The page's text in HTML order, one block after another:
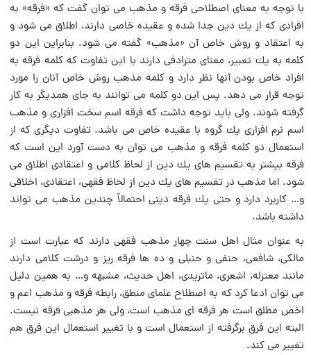
با توجه به معنای اصطلاحی فرقه و مذهب می توان گفت كه «فرقه» به
افرادی كه از یك دین جدا شده و عقیده خاصی دارند، اطلاق می شود و
به اعتقاد و روش خاص آن «مذهب» گفته می شود. بنابراین این دو
كلمه به یك تعبیر، معنای مترادفی دارند با این تفاوت كه كلمه فرقه به
افراد خاص بودن آنها نظر دارد و كلمه مذهب روش خاص آنان را مورد
توجه قرار می دهد. پس این دو كلمه می توانند به جای همدیگر به كار
گرفته شوند. ولی باید توجه داشت كه فرقه اسم سخت افزاری و مذهب
اسم نرم افزاری یك گروه با عقیده خاص می باشد. تفاوت دیگری كه از
استعمال دو كلمه فرقه و مذهب می توان به دست آورد این است كه
فرقه بیشتر به تقسیم های یك دین از لحاظ كلامی و اعتقادی اطلاق می
شود. اما مذهب در تقسیم های یك دین از لحاظ فقهی، اعتقادی، اخلاقی
و… كاربرد دارد و حتی یك فرقه دینی احتمالاً چندین مذهب می تواند
داشته باشد.
به عنوان مثال اهل سنت چهار مذهب فقهی دارند كه عبارت است از
مالكی، شافعی، حنفی و حنبلی و ده ها فرقه ریز و درشت كلامی دارند
مانند معتزله، اشعری، ماتریدی، اهل حدیث، مشبهه و… به همین دلیل
می توان ادعا كرد كه به اصطلاح علمای منطق، رابطه فرقه و مذهب اعم و
اخص مطلق است هر فرقه ای مذهب است، ولی هر مذهبی فرقه نیست.
البته این فرق برگرفته از استعمال است و با تغییر استعمال این فرق هم
تغییر می كند.